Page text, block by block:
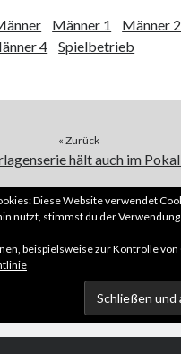
Männer 1
Männer 2
4 Spielbetrieb
« Zurück
hält auch im
Weiter »
in Bad Wurzach
Diese Website verwendet
nutzt, stimmst du der Verwendung
beispielsweise zur Kontrolle von